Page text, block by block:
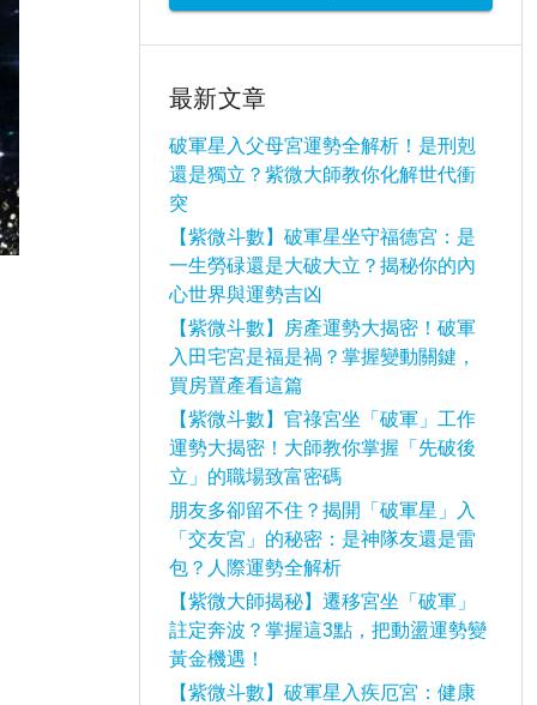
最新文章
破軍星入父母宮運勢全解析！是刑剋
還是獨立？紫微大師教你化解世代衝
突
【紫微斗數】破軍星坐守福德宮：是
一生勞碌還是大破大立？揭秘你的內
心世界與運勢吉凶
【紫微斗數】房產運勢大揭密！破軍
入田宅宮是福是禍？掌握變動關鍵，
買房置產看這篇
【紫微斗數】官祿宮坐「破軍」工作
運勢大揭密！大師教你掌握「先破後
立」的職場致富密碼
朋友多卻留不住？揭開「破軍星」入
「交友宮」的秘密：是神隊友還是雷
包？人際運勢全解析
【紫微大師揭秘】遷移宮坐「破軍」
註定奔波？掌握這3點，把動盪運勢變
黃金機遇！
【紫微斗數】破軍星入疾厄宮：健康